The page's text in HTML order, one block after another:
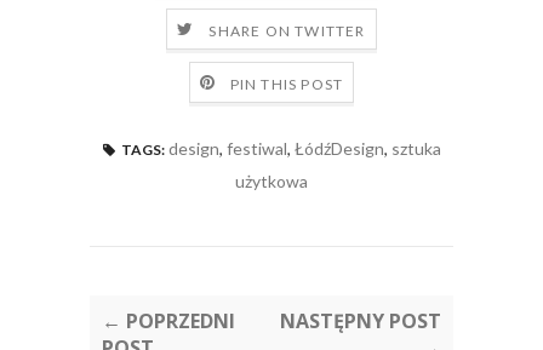
SHARE ON TWITTER
PIN THIS POST
TAGS: design, festiwal, ŁódźDesign, sztuka
użytkowa
← POPRZEDNI
NASTĘPNY POST